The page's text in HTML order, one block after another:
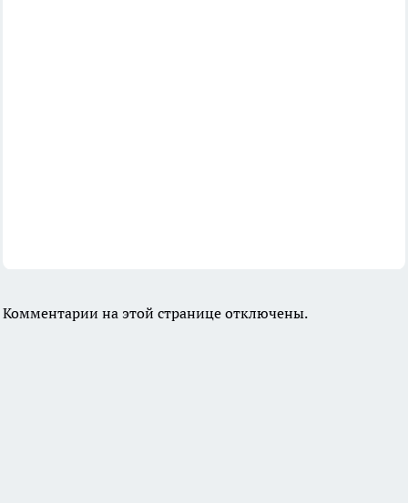
Комментарии на этой странице отключены.